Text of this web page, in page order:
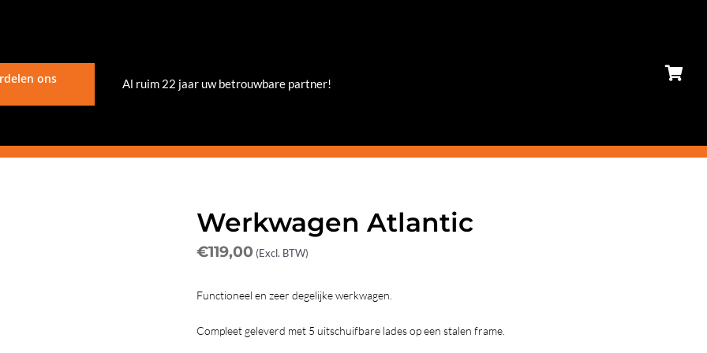
ons Al ruim 22 jaar uw betrouwbare partner!
Werkwagen Atlantic
€119,00 (Excl. BTW)
Functioneel en zeer degelijke werkwagen.
Compleet geleverd met 5 uitschuifbare lades op een stalen frame.